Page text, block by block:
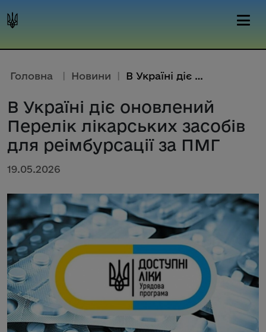
Головна | Новини | В Україні діє оновлений Перелі...
В Україні діє оновлений
Перелік лікарських засобів
для реімбурсації за ПМГ
19.05.2026